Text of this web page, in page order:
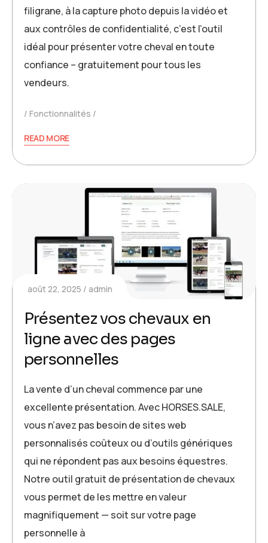
filigrane, à la capture photo depuis la vidéo et
aux contrôles de confidentialité, c’est l’outil
idéal pour présenter votre cheval en toute
confiance – gratuitement pour tous les
vendeurs.
Fonctionnalités
READ MORE
août 22, 2025 admin
Présentez vos chevaux en
ligne avec des pages
personnelles
La vente d’un cheval commence par une
excellente présentation. Avec HORSES.SALE,
vous n’avez pas besoin de sites web
personnalisés coûteux ou d’outils génériques
qui ne répondent pas aux besoins équestres.
Notre outil gratuit de présentation de chevaux
vous permet de les mettre en valeur
magnifiquement — soit sur votre page
personnelle à